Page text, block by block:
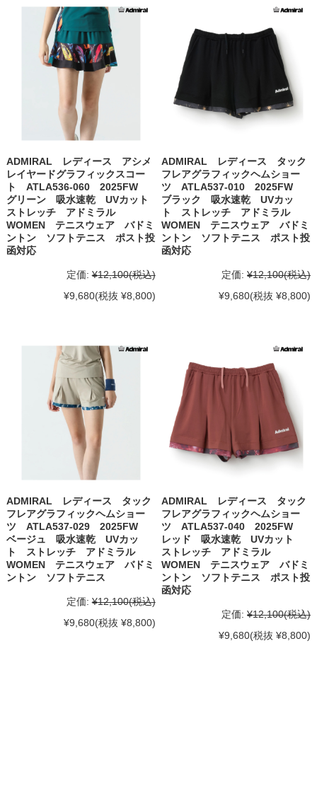
ADMIRAL レディース アシメ
レイヤードグラフィックスコー
ト ATLA536-060 2025FW
グリーン 吸水速乾 UVカット
ストレッチ アドミラル
WOMEN テニスウェア バドミ
ントン ソフトテニス ポスト投
函対応
定価: ¥12,100(税込)
¥9,680(税抜 ¥8,800)
ADMIRAL レディース タック
フレアグラフィックヘムショー
ツ ATLA537-010 2025FW
ブラック 吸水速乾 UVカッ
ト ストレッチ アドミラル
WOMEN テニスウェア バドミ
ントン ソフトテニス ポスト投
函対応
定価: ¥12,100(税込)
¥9,680(税抜 ¥8,800)
ADMIRAL レディース タック
フレアグラフィックヘムショー
ツ ATLA537-029 2025FW
ベージュ 吸水速乾 UVカッ
ト ストレッチ アドミラル
WOMEN テニスウェア バドミ
ントン ソフトテニス
定価: ¥12,100(税込)
¥9,680(税抜 ¥8,800)
ADMIRAL レディース タック
フレアグラフィックヘムショー
ツ ATLA537-040 2025FW
レッド 吸水速乾 UVカット
ストレッチ アドミラル
WOMEN テニスウェア バドミ
ントン ソフトテニス ポスト投
函対応
定価: ¥12,100(税込)
¥9,680(税抜 ¥8,800)